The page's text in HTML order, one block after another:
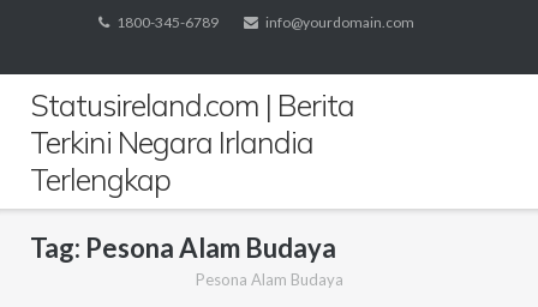
content
1800-345-6789 info@yourdomain.com
Statusireland.com | Berita
Terkini Negara Irlandia
Terlengkap
Tag: Pesona Alam Budaya
Pesona Alam Budaya